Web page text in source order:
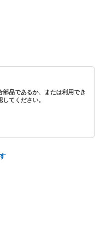
品であるか、または利用でき
てください。